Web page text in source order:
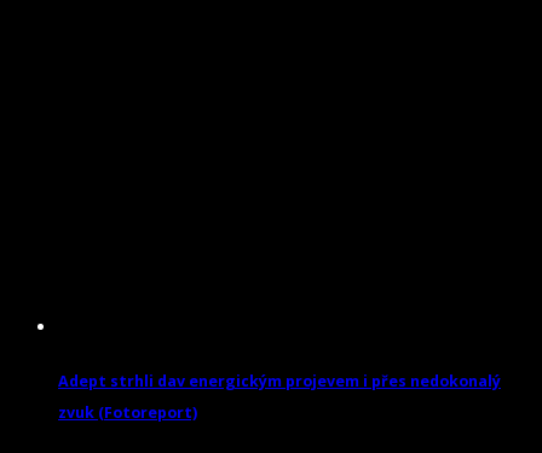
Adept strhli dav energickým projevem i přes nedokonalý
zvuk (Fotoreport)